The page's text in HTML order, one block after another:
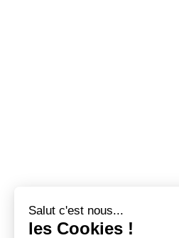
Salut c'est nous...
les Cookies !